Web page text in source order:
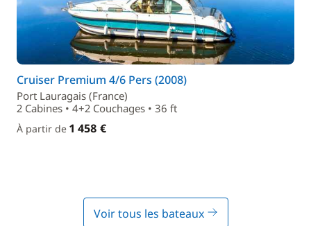
Cruiser Premium 4/6 Pers (2008)
Port Lauragais (France)
2 Cabines • 4+2 Couchages • 36 ft
À partir de 1 458 €
Voir tous les bateaux